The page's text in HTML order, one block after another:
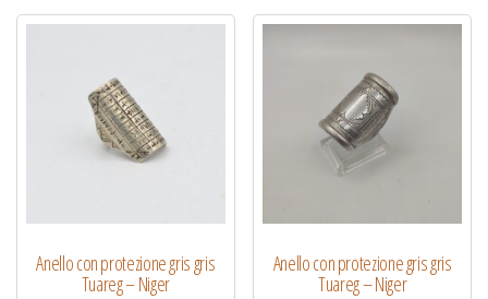
Anello con protezione gris gris
Tuareg – Niger
Anello con protezione gris gris
Tuareg – Niger